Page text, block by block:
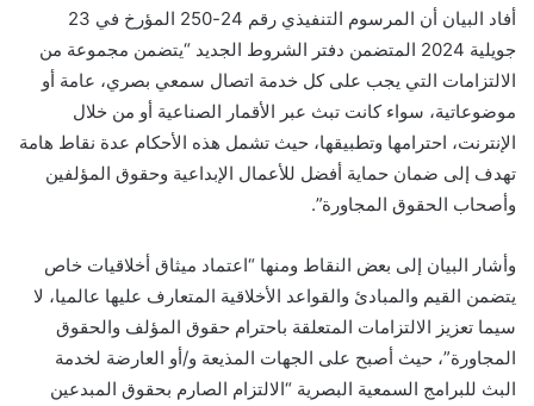
أفاد البيان أن المرسوم التنفيذي رقم 24-250 المؤرخ في 23
جويلية 2024 المتضمن دفتر الشروط الجديد “يتضمن مجموعة من
الالتزامات التي يجب على كل خدمة اتصال سمعي بصري، عامة أو
موضوعاتية، سواء كانت تبث عبر الأقمار الصناعية أو من خلال
الإنترنت، احترامها وتطبيقها، حيث تشمل هذه الأحكام عدة نقاط هامة
تهدف إلى ضمان حماية أفضل للأعمال الإبداعية وحقوق المؤلفين
وأصحاب الحقوق المجاورة”.
وأشار البيان إلى بعض النقاط ومنها “اعتماد ميثاق أخلاقيات خاص
يتضمن القيم والمبادئ والقواعد الأخلاقية المتعارف عليها عالميا، لا
سيما تعزيز الالتزامات المتعلقة باحترام حقوق المؤلف والحقوق
المجاورة”، حيث أصبح على الجهات المذيعة و/أو العارضة لخدمة
البث للبرامج السمعية البصرية “الالتزام الصارم بحقوق المبدعين